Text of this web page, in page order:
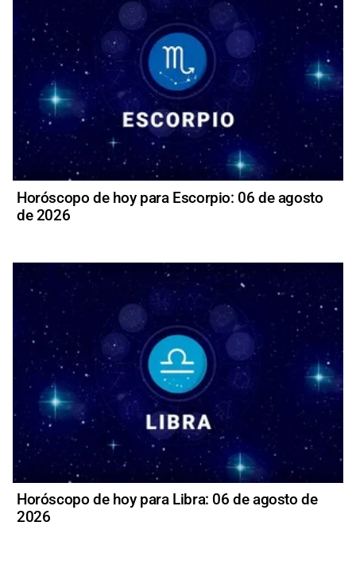
Horóscopo de hoy para Escorpio: 06 de agosto
de 2026
Horóscopo de hoy para Libra: 06 de agosto de
2026